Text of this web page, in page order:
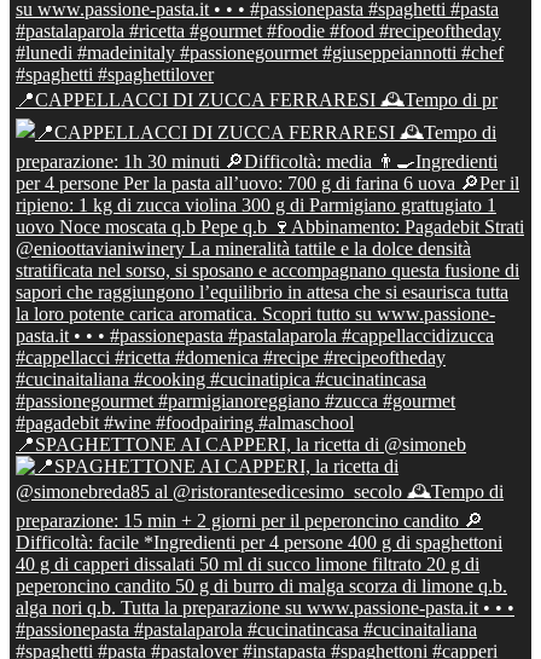
📍CAPPELLACCI DI ZUCCA FERRARESI 🕰Tempo di pr
📍SPAGHETTONE AI CAPPERI, la ricetta di @simoneb